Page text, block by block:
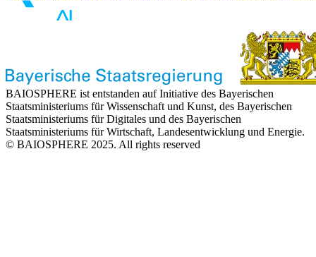
BAIOSPHERE ist entstanden auf Initiative des Bayerischen
Staatsministeriums für Wissenschaft und Kunst, des Bayerischen
Staatsministeriums für Digitales und des Bayerischen
Staatsministeriums für Wirtschaft, Landesentwicklung und Energie.
© BAIOSPHERE 2025. All rights reserved